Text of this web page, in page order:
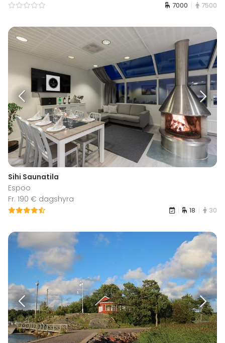
7000 7500
Sihi Saunatila
Espoo
Fr. 190 € dagshyra
18 30